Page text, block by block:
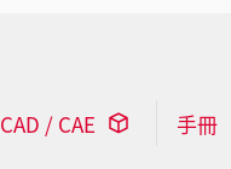
CAD / CAE 手冊